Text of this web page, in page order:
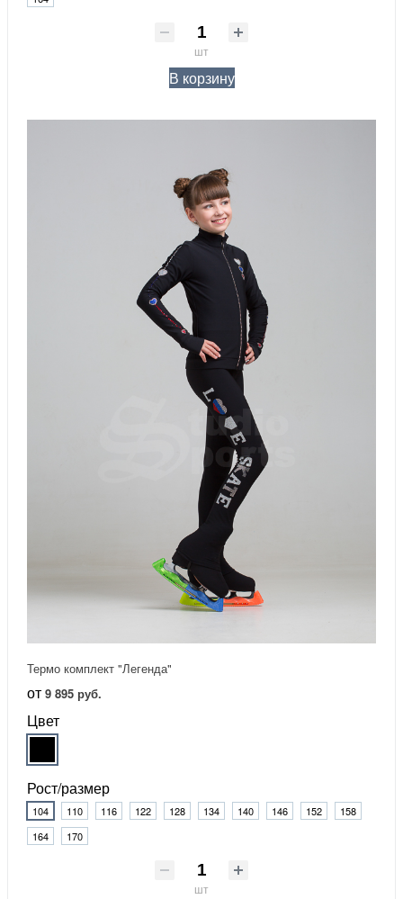
шт
В корзину
Термо комплект "Легенда"
от 9 895 руб.
Цвет
Рост/размер
104 110 116 122 128 134 140 146 152
158
164
170
шт